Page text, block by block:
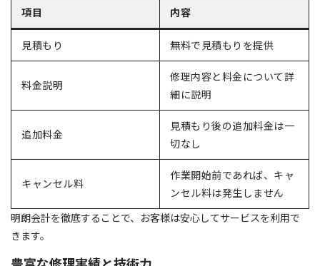
項目 内容
見積もり 無料で見積もりを提供
料金説明
修理内容と料金について詳
細に説明
追加料金
見積もり後の追加料金は一
切なし
キャンセル料
作業開始前であれば、キャ
ンセル料は発生しません
明朗会計を徹底することで、お客様は安心してサービスを利用で
きます。